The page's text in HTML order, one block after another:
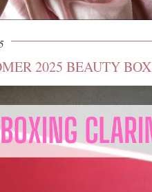
2025 BEAUTY BOX